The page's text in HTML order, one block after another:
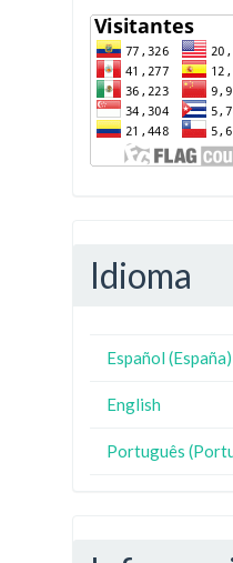
Idioma
Español (España)
English
Português